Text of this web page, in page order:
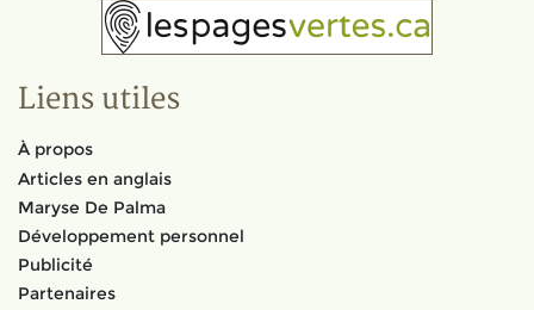
Liens utiles
À propos
Articles en anglais
Maryse De Palma
Développement personnel
Publicité
Partenaires